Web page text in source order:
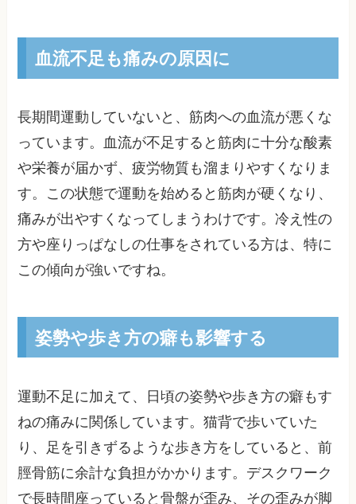
血流不足も痛みの原因に
長期間運動していないと、筋肉への血流が悪くな
っています。血流が不足すると筋肉に十分な酸素
や栄養が届かず、疲労物質も溜まりやすくなりま
す。この状態で運動を始めると筋肉が硬くなり、
痛みが出やすくなってしまうわけです。冷え性の
方や座りっぱなしの仕事をされている方は、特に
この傾向が強いですね。
姿勢や歩き方の癖も影響する
運動不足に加えて、日頃の姿勢や歩き方の癖もす
ねの痛みに関係しています。猫背で歩いていた
り、足を引きずるような歩き方をしていると、前
脛骨筋に余計な負担がかかります。デスクワーク
で長時間座っていると骨盤が歪み、その歪みが脚